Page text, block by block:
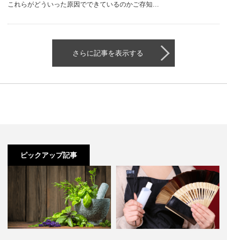
これらがどういった原因でできているのかご存知…
さらに記事を表示する
ピックアップ記事